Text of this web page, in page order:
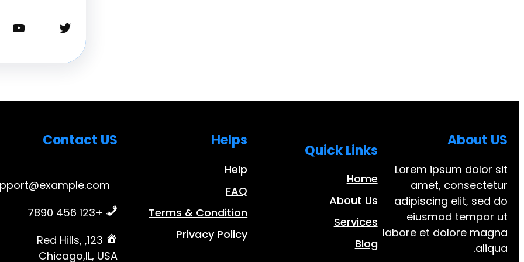
تويتر
يوتيوب
About US
Lorem ipsum dolor sit
amet, consectetur
adipiscing elit, sed do
eiusmod tempor ut
labore et dolore magna
aliqua.
Quick Links
Home
About Us
Services
Blog
Helps
Help
FAQ
Terms & Condition
Privacy Policy
Contact US
+123 456 7890
123, Red Hills,
Chicago,IL, USA